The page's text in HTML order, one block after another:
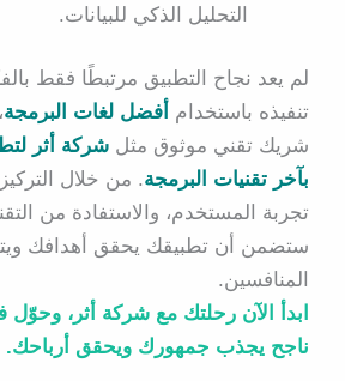
التحليل الذكي للبيانات.
لم يعد نجاح التطبيق مرتبطًا فقط
تنفيذه باستخدام أفضل لغات البرمجة
شريك تقني موثوق مثل شركة أثر
بآخر تقنيات البرمجة. من خلال
تجربة المستخدم، والاستفادة من
ستضمن أن تطبيقك يحقق أهدافك
المنافسين.
ابدأ الآن رحلتك مع شركة أثر،
ناجح يجذب جمهورك ويحقق أرباحك.